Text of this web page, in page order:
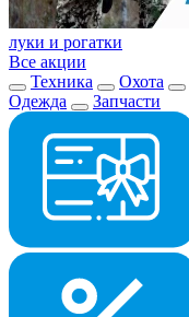
луки и рогатки
Все акции
Техника
Охота
Одежда
Запчасти